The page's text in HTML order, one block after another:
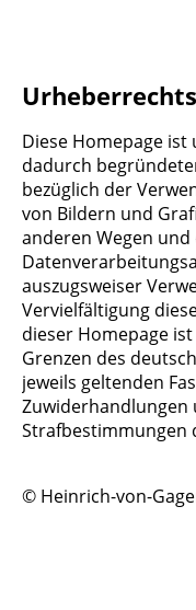
Diese Homepage
dadurch
bezüglich der
von Bildern und
anderen Wegen
auszugsweiser
Vervielfältigung
dieser Homepage
Grenzen des
jeweils geltenden
Zuwiderhandlungen
Strafbestimmungen
© Heinrich-von-